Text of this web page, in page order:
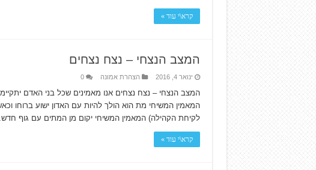
קרא\י עוד »
המצב הנצחי – נצח נצחים
ינואר 4, 2016 הצהרת אמונה 0
המצב הנצחי – נצח נצחים אנו מאמינים שכל בני האדם
המאמין המשיחי מת הוא הולך להיות עם האדון ישוע ברוחו
לקיחת הקהילה) המאמין המשיחי יקום מן המתים עם גוף
קרא\י עוד »